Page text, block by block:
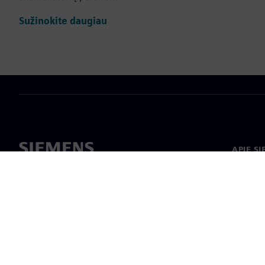
Sužinokite daugiau
APIE